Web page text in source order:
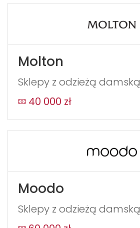
Molton
Sklepy z odzieżą damską
40 000 zł
Moodo
Sklepy z odzieżą damską